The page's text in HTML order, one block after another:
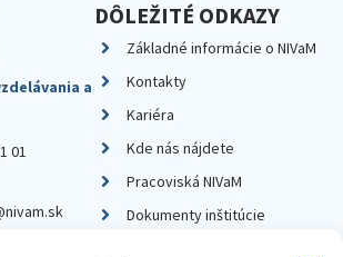
a
01
DÔLEŽITÉ ODKAZY
Základné informácie o NIVaM
Kontakty
Kariéra
Kde nás nájdete
Pracoviská NIVaM
Dokumenty inštitúcie